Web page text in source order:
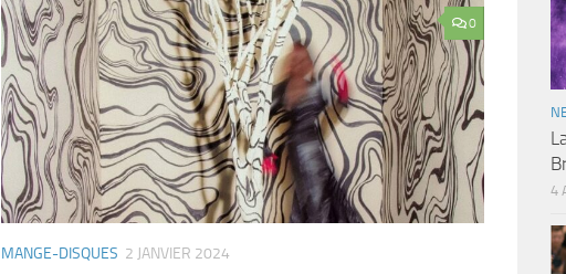
0
MANGE-DISQUES 2 JANVIER 2024
4